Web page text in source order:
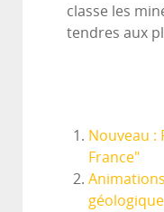
classe les
tendres aux
Nouveau :
France"